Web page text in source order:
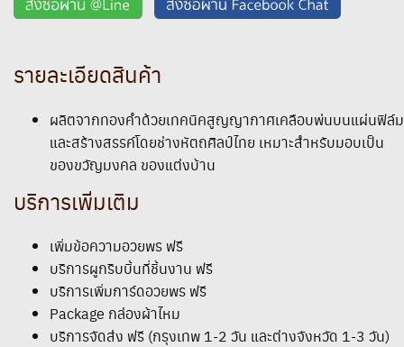
รายละเอียดสินค้า
ผลิตจากทองคำด้วยเทคนิคสูญญากาศเคลือบพ่นบนแผ่นฟิล์ม
และสร้างสรรค์โดยช่างหัตถศิลป์ไทย เหมาะสำหรับมอบเป็น
ของขวัญมงคล ของแต่งบ้าน
บริการเพิ่มเติม
เพิ่มข้อความอวยพร ฟรี
บริการผูกริบบิ้นที่ชิ้นงาน ฟรี
บริการเพิ่มการ์ดอวยพร ฟรี
Package กล่องผ้าไหม
บริการจัดส่ง ฟรี (กรุงเทพ 1-2 วัน และต่างจังหวัด 1-3 วัน)